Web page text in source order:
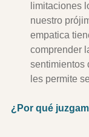
limitaciones
nuestro
empatica
comprender
sentimientos
les permite
¿Por qué